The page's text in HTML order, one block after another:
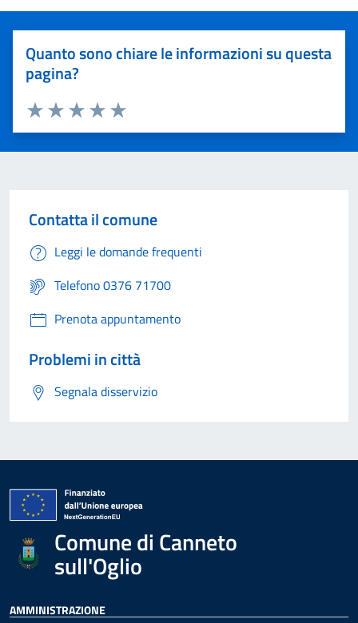
Quanto sono chiare le informazioni su questa
pagina?
Valuta 5 stelle su 5
Valuta 4 stelle su 5
Valuta 3 stelle su 5
Valuta 2 stelle su 5
Valuta 1 stelle su 5
Contatta il comune
Leggi le domande frequenti
Telefono 0376 71700
Prenota appuntamento
Problemi in città
Segnala disservizio
Comune di Canneto
sull'Oglio
AMMINISTRAZIONE